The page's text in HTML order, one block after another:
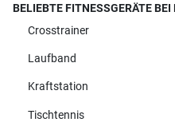
BELIEBTE FITNESSGERÄTE
Crosstrainer
Laufband
Kraftstation
Tischtennis